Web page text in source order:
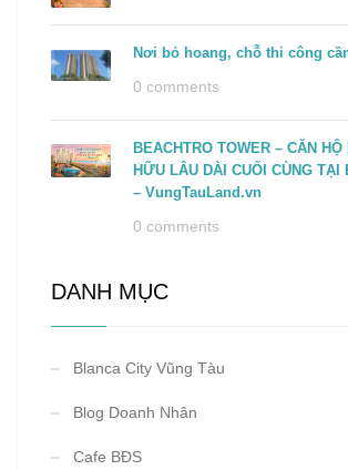
Nơi bỏ hoang, chỗ thi công
0 comments
BEACHTRO TOWER – CĂN
HỮU LÂU DÀI CUỐI CÙNG TẠI
– VungTauLand.vn
0 comments
DANH MỤC
Blanca City Vũng Tàu
Blog Doanh Nhân
Cafe BĐS